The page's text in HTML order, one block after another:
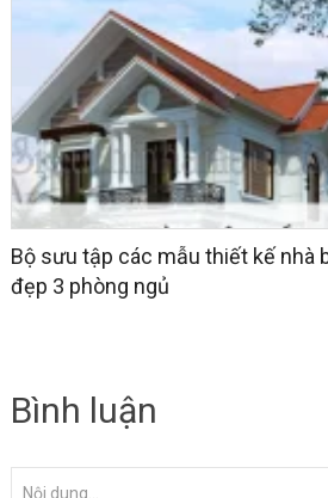
Bộ sưu tập các mẫu thiết kế nhà
đẹp 3 phòng ngủ
Bình luận